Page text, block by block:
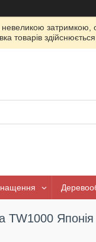
затримкою,
товарів
TW1000 Японія